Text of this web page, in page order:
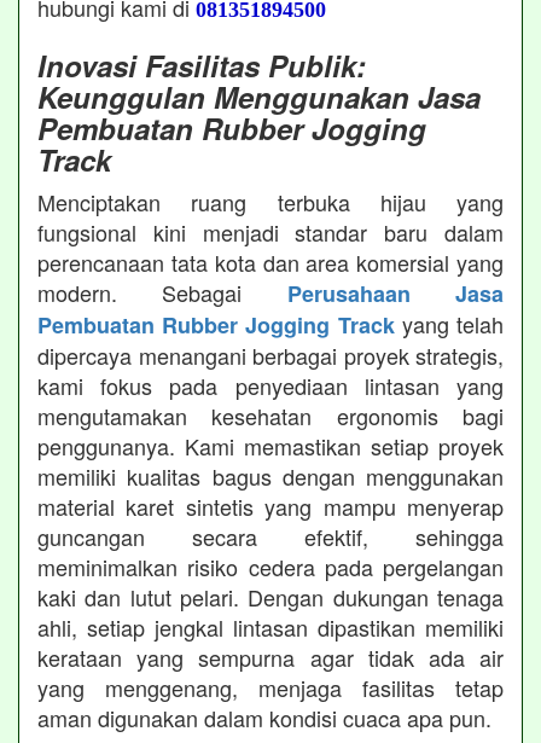
hubungi kami di 081351894500
Inovasi Fasilitas Publik:
Keunggulan Menggunakan Jasa
Pembuatan Rubber Jogging
Track
Menciptakan ruang terbuka hijau yang
fungsional kini menjadi standar baru dalam
perencanaan tata kota dan area komersial yang
modern. Sebagai Perusahaan Jasa
Pembuatan Rubber Jogging Trackyang telah
dipercaya menangani berbagai proyek strategis,
kami fokus pada penyediaan lintasan yang
mengutamakan kesehatan ergonomis bagi
penggunanya. Kami memastikan setiap proyek
memiliki kualitas bagus dengan menggunakan
material karet sintetis yang mampu menyerap
guncangan secara efektif, sehingga
meminimalkan risiko cedera pada pergelangan
kaki dan lutut pelari. Dengan dukungan tenaga
ahli, setiap jengkal lintasan dipastikan memiliki
kerataan yang sempurna agar tidak ada air
yang menggenang, menjaga fasilitas tetap
aman digunakan dalam kondisi cuaca apa pun.